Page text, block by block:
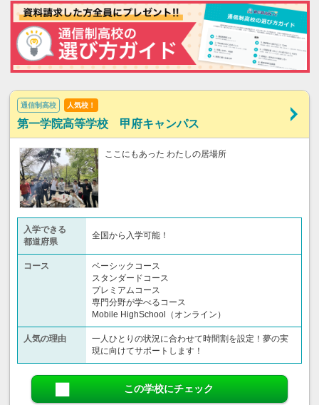
通信制高校 人気校！
第一学院高等学校 甲府キャンパス
ここにもあった わたしの居場所
入学できる
都道府県
全国から入学可能！
コース
ベーシックコース
スタンダードコース
プレミアムコース
専門分野が学べるコース
Mobile HighSchool（オンライン）
人気の理由
一人ひとりの状況に合わせて時間割を設定！夢の実
現に向けてサポートします！
この学校にチェック